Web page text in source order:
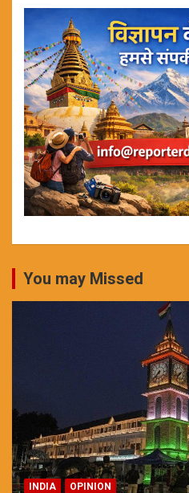
You may Missed
INDIA OPINION